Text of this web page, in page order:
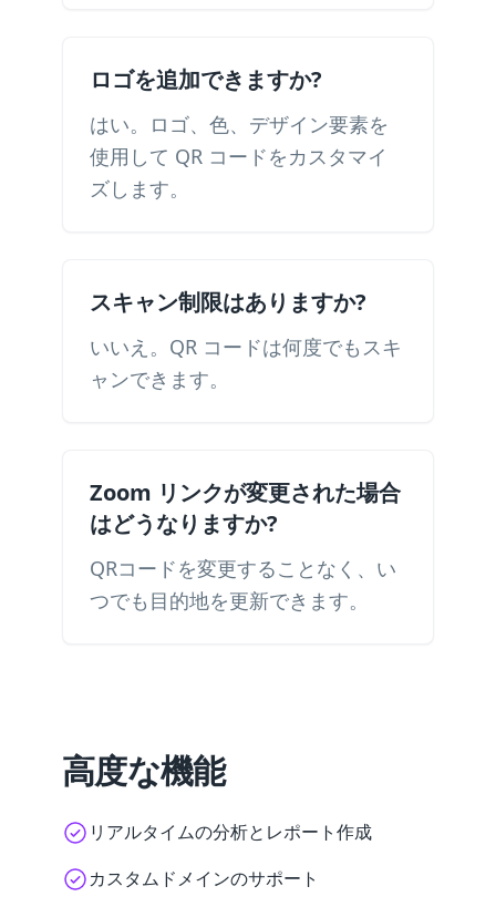
ロゴを追加できますか?
はい。ロゴ、色、デザイン要素を
使用して QR コードをカスタマイ
ズします。
スキャン制限はありますか?
いいえ。QR コードは何度でもスキ
ャンできます。
Zoom リンクが変更された場合
はどうなりますか?
QRコードを変更することなく、い
つでも目的地を更新できます。
高度な機能
リアルタイムの分析とレポート作成
カスタムドメインのサポート